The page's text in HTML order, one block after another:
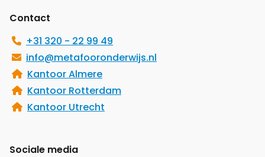
Contact
+31 320 - 22 99 49
info@metafooronderwijs.nl
Kantoor Almere
Kantoor Rotterdam
Kantoor Utrecht
Sociale media